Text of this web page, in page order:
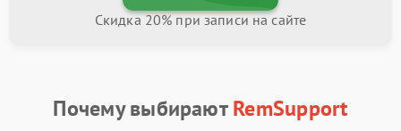
Скидка 20% при записи на сайте
Почему выбираютRemSupport